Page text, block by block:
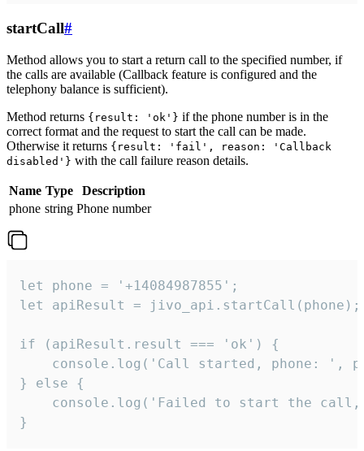
startCall#
Method allows you to start a return call to the specified number, if
the calls are available (Callback feature is configured and the
telephony balance is sufficient).
Method returns {result: 'ok'} if the phone number is in the
correct format and the request to start the call can be made.
Otherwise it returns {result: 'fail', reason: 'Callback
disabled'} with the call failure reason details.
Name Type
Description
phone string Phone number
let phone = '+14084987855';
let apiResult = jivo_api.startCall(phone);
if (apiResult.result === 'ok') {
console.log('Call started, phone: ',
} else {
console.log('Failed to start the
}